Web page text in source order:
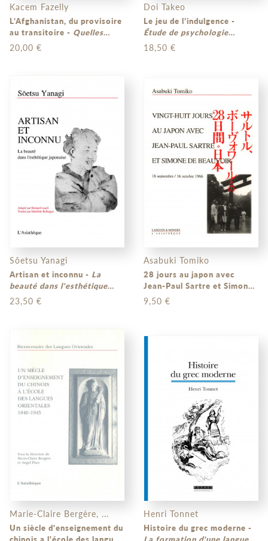
Kacem Fazelly
L’Afghanistan, du provisoire
au transitoire - Quelles
perspectives ?
20,00 €
Doi Takeo
Le jeu de l’indulgence -
Étude de psychologie
fondée sur le concept
japonais d’amae
18,50 €
Sôetsu Yanagi
Artisan et inconnu - La
beauté dans l'esthétique
japonaise
23,50 €
Asabuki Tomiko
28 jours au japon avec
Jean-Paul Sartre et Simone
septembre/16 octobre
9,50 €
Marie-Claire Bergère, ...
Un siècle d'enseignement du
Henri Tonnet
Histoire du grec moderne -